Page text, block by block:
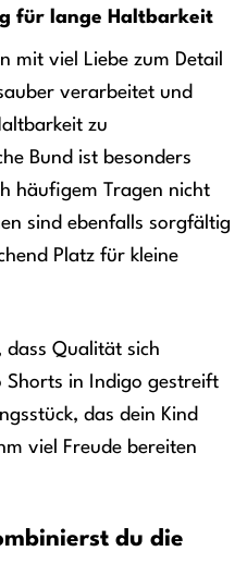
für lange Haltbarkeit
mit viel Liebe zum Detail
verarbeitet und
zu
Bund ist besonders
häufigem Tragen nicht
sind ebenfalls sorgfältig
Platz für kleine
Qualität sich
Shorts in Indigo gestreift
das dein Kind
viel Freude bereiten
du die